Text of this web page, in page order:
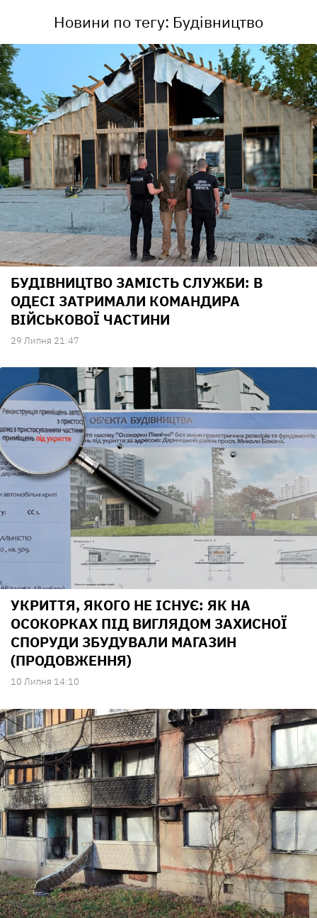
Новини по тегу: Будівництво
БУДІВНИЦТВО ЗАМІСТЬ СЛУЖБИ: В
ОДЕСІ ЗАТРИМАЛИ КОМАНДИРА
ВІЙСЬКОВОЇ ЧАСТИНИ
29 Липня 21:47
УКРИТТЯ, ЯКОГО НЕ ІСНУЄ: ЯК НА
ОСОКОРКАХ ПІД ВИГЛЯДОМ ЗАХИСНОЇ
СПОРУДИ ЗБУДУВАЛИ МАГАЗИН
(ПРОДОВЖЕННЯ)
10 Липня 14:10